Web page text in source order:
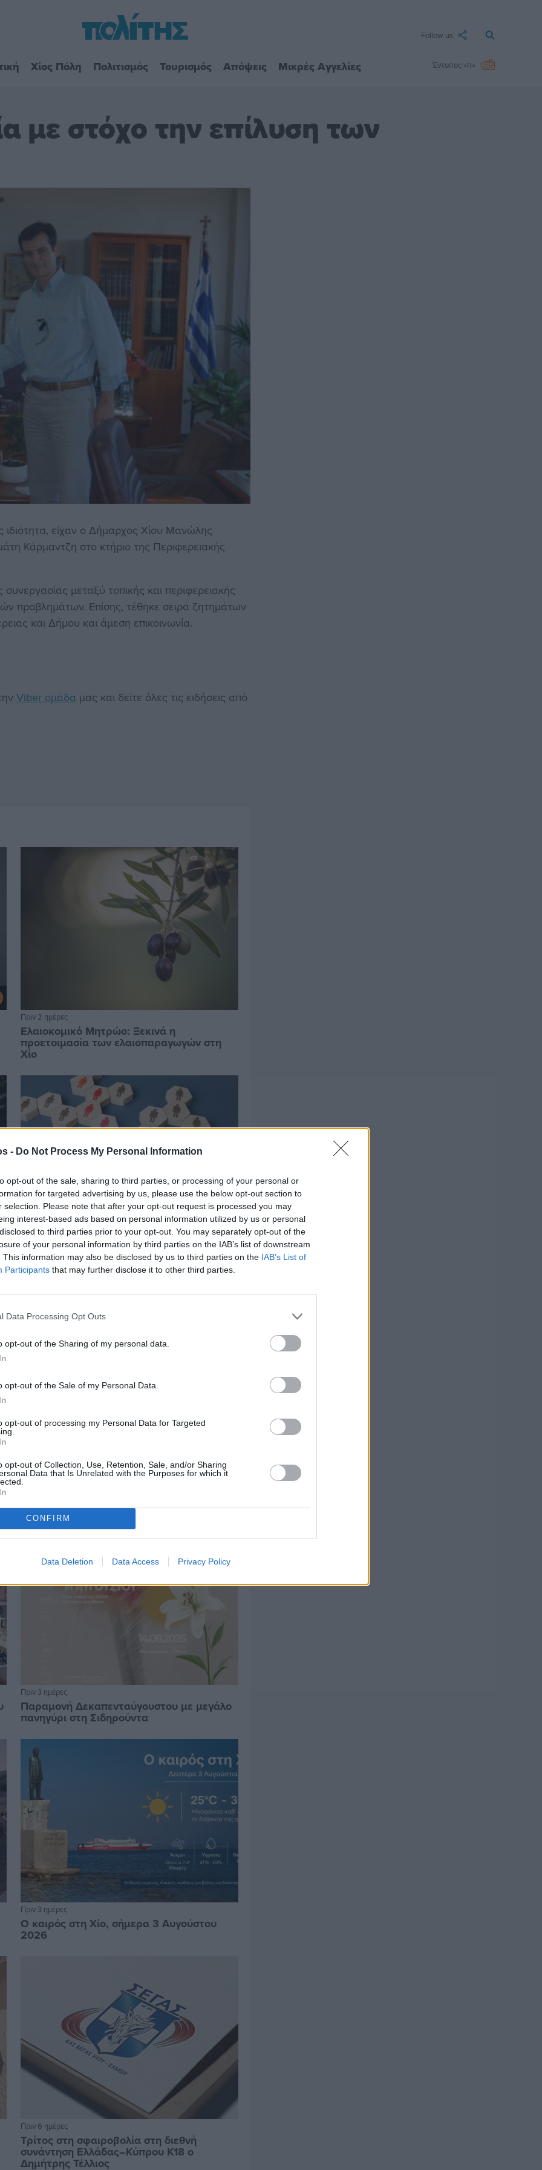
- Do Not Process My Personal Information
opt-out of the sale, sharing to third parties, or processing of your personal or
for targeted advertising by us, please use the below opt-out section to
selection. Please note that after your opt-out request is processed you may
interest-based ads based on personal information utilized by us or personal
to third parties prior to your opt-out. You may separately opt-out of the
of your personal information by third parties on the IAB’s list of downstream
This information may also be disclosed by us to third parties on the IAB’s List of
Participants that may further disclose it to other third parties.
Data Processing Opt Outs
opt-out of the Sharing of my personal data.
opt-out of the Sale of my Personal Data.
opt-out of processing my Personal Data for Targeted
opt-out of Collection, Use, Retention, Sale, and/or Sharing
Data that Is Unrelated with the Purposes for which it
CONFIRM
Data Deletion Data Access Privacy Policy
Follow us
Χίος Πόλη Πολιτισμός Τουρισμός Απόψεις Μικρές Αγγελίες Έντυπος «π»
με στόχο την επίλυση των
είχαν ο Δήμαρχος Χίου Μανώλης
Κάρμαντζη στο κτήριο της Περιφερειακής
μεταξύ τοπικής και περιφερειακής
προβλημάτων. Επίσης, τέθηκε σειρά ζητημάτων
και Δήμου και άμεση επικοινωνία.
Viber ομάδα μας και δείτε όλες τις ειδήσεις από
Πριν 2 ημέρες
Ελαιοκομικό Μητρώο: Ξεκινά η
προετοιμασία των ελαιοπαραγωγών στη
Χίο
Πριν 2 ημέρες
Αδειάζουν τα νησιά – Το δημογραφικό στο
«κόκκινο»
Πριν 2 ημέρες
Οδηγοί Δασικών Υπηρεσιών: Ζητούν
ένταξη στο ανθυγιεινό επίδομα
Πριν 3 ημέρες
Παραμονή Δεκαπενταύγουστου με μεγάλο
πανηγύρι στη Σιδηρούντα
Πριν 3 ημέρες
Ο καιρός στη Χίο, σήμερα 3 Αυγούστου
2026
Πριν 6 ημέρες
Τρίτος στη σφαιροβολία στη διεθνή
συνάντηση Ελλάδας–Κύπρου Κ18 ο
Δημήτρης Τέλλιος